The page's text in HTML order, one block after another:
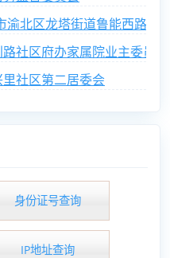
渝北区龙塔街道鲁能西路社
社区府办家属院业主委员会
社区第二居委会
身份证号查询
IP地址查询